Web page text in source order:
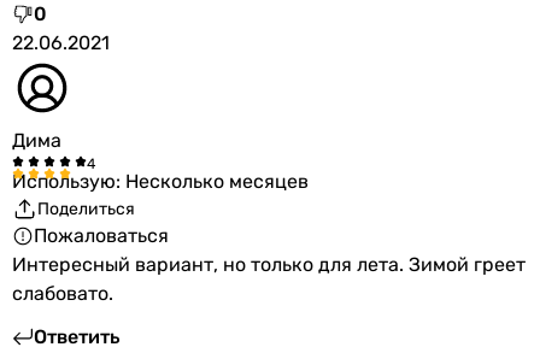
0
22.06.2021
Дима
Использую: Несколько месяцев
Поделиться
Пожаловаться
Интересный вариант, но только для лета. Зимой греет
слабовато.
Ответить